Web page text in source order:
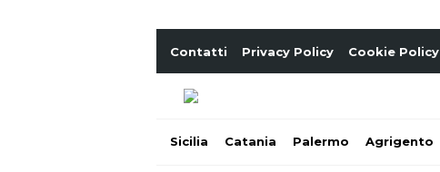
Contatti Privacy Policy Cookie Policy
Sicilia Catania Palermo Agrigento